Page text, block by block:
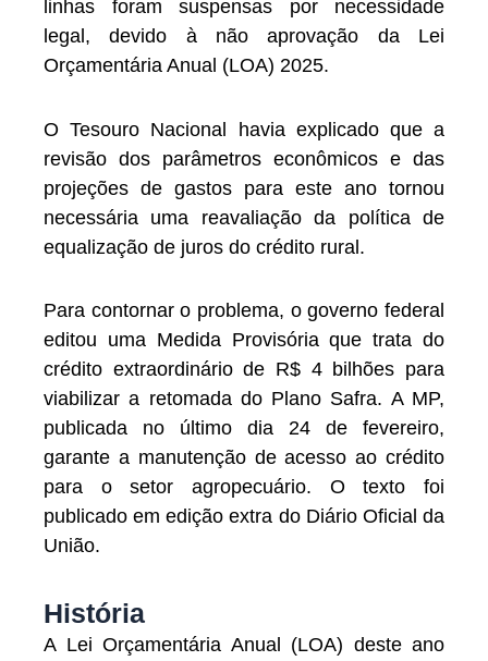
linhas foram suspensas por necessidade
legal, devido à não aprovação da Lei
Orçamentária Anual (LOA) 2025.
O Tesouro Nacional havia explicado que a
revisão dos parâmetros econômicos e das
projeções de gastos para este ano tornou
necessária uma reavaliação da política de
equalização de juros do crédito rural.
Para contornar o problema, o governo federal
editou uma Medida Provisória que trata do
crédito extraordinário de R$ 4 bilhões para
viabilizar a retomada do Plano Safra. A MP,
publicada no último dia 24 de fevereiro,
garante a manutenção de acesso ao crédito
para o setor agropecuário. O texto foi
publicado em edição extra do Diário Oficial da
União.
História
A Lei Orçamentária Anual (LOA) deste ano